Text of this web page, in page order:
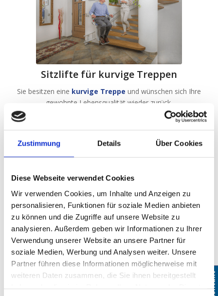
Zustimmung Details Über Cookies
Diese Webseite verwendet Cookies
Wir verwenden Cookies, um Inhalte und Anzeigen zu
personalisieren, Funktionen für soziale Medien anbieten
zu können und die Zugriffe auf unsere Website zu
analysieren. Außerdem geben wir Informationen zu Ihrer
Verwendung unserer Website an unsere Partner für
soziale Medien, Werbung und Analysen weiter. Unsere
Partner führen diese Informationen möglicherweise mit
weiteren Daten zusammen, die Sie ihnen bereitgestellt
Sitzlifte für kurvige Treppen
Sie besitzen eine kurvige Treppe und wünschen sich Ihre
gewohnte Lebensqualität wieder zurück.
Sitzlifte für gerade Treppen
Entdecken Sie hier diverse Einbaubeispiele für Ihre gerade
Treppe.
Kontakt
Kontakt